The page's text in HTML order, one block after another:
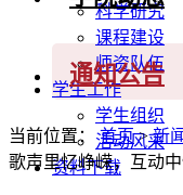
科学研究
课程建设
师资队伍
学生工作
学生组织
活动风采
资料下载
通知公告
当前位置：首页>新
歌声里忆峥嵘，互动